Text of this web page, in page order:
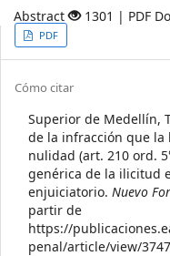
Abstract 1301 | PDF
Article
Sidebar
PDF
Article
Details
Cómo citar
Superior de Medellín,
de la infracción que la
nulidad (art. 210 ord.
genérica de la ilicitud
enjuiciatorio. Nuevo
partir de
https://
penal/article/view/3747